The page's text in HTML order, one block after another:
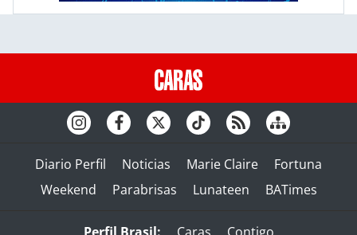
Diario Perfil Noticias Marie Claire
Fortuna
Weekend
Parabrisas Lunateen BATimes